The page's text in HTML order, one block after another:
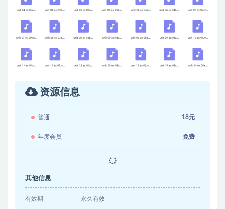
资源信息
普通 18元
年度会员 免费
其他信息
有效期 永久有效